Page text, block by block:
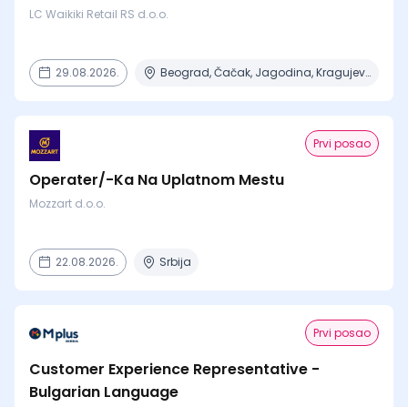
LC Waikiki Retail RS d.o.o.
29.08.2026. Beograd, Čačak, Jagodina, Kragujevac, Kruševac + 15 mesta
Prvi posao
Operater/-Ka Na Uplatnom Mestu
Mozzart d.o.o.
22.08.2026. Srbija
Prvi posao
Customer Experience Representative -
Bulgarian Language